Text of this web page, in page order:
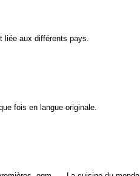
liée aux différents pays.
fois en langue originale.